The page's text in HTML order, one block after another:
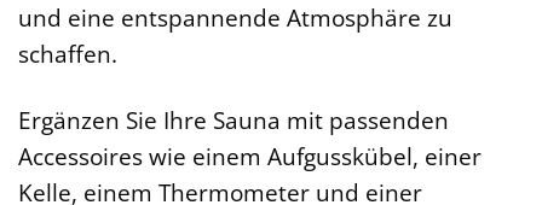
und eine entspannende Atmosphäre zu
schaffen.
Ergänzen Sie Ihre Sauna mit passenden
Accessoires wie einem Aufgusskübel, einer
Kelle, einem Thermometer und einer